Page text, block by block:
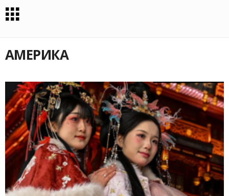
АМЕРИКА